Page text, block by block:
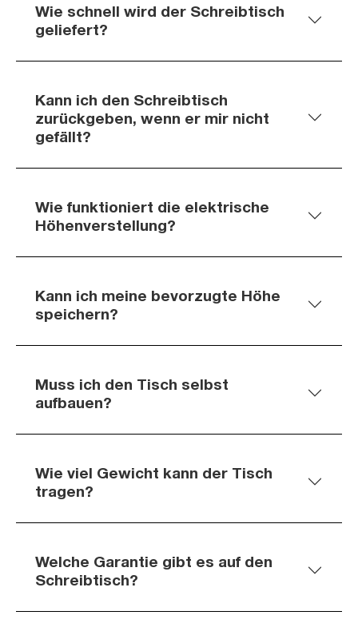
Wie schnell wird der Schreibtisch
geliefert?
Kann ich den Schreibtisch
zurückgeben, wenn er mir nicht
gefällt?
Wie funktioniert die elektrische
Höhenverstellung?
Kann ich meine bevorzugte Höhe
speichern?
Muss ich den Tisch selbst
aufbauen?
Wie viel Gewicht kann der Tisch
tragen?
Welche Garantie gibt es auf den
Schreibtisch?